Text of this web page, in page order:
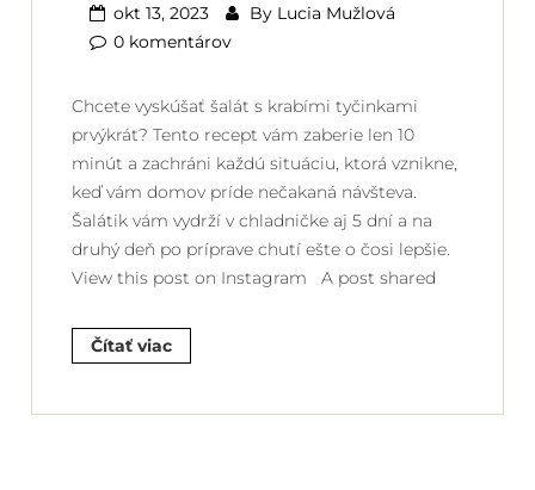
okt 13, 2023 By Lucia Mužlová
0 komentárov
Chcete vyskúšať šalát s krabími tyčinkami
prvýkrát? Tento recept vám zaberie len 10
minút a zachráni každú situáciu, ktorá vznikne,
keď vám domov príde nečakaná návšteva.
Šalátik vám vydrží v chladničke aj 5 dní a na
druhý deň po príprave chutí ešte o čosi lepšie.
View this post on Instagram A post shared
Čítať viac